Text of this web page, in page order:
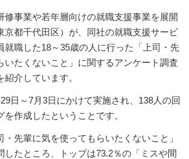
事業や若年層向けの就職支援事業を展開
京都千代田区）が、同社の就職支援サービ
就職した18～35歳の人に行った「上司・先
いたくないこと」に関するアンケート調査
介しています。
日～7月3日にかけて実施され、138人の回
作成したということです。
先輩に気を使ってもらいたくないこと」
したところ、トップは73.2％の「ミスや間